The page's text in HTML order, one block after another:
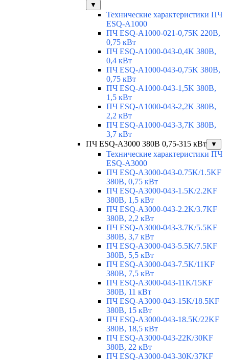
▼
Технические характеристики ПЧ
ESQ-A1000
ПЧ ESQ-A1000-021-0,75K 220В,
0,75 кВт
ПЧ ESQ-A1000-043-0,4K 380В,
0,4 кВт
ПЧ ESQ-A1000-043-0,75K 380В,
0,75 кВт
ПЧ ESQ-A1000-043-1,5K 380В,
1,5 кВт
ПЧ ESQ-A1000-043-2,2K 380В,
2,2 кВт
ПЧ ESQ-A1000-043-3,7K 380В,
3,7 кВт
ПЧ ESQ-A3000 380В 0,75-315 кВт
▼
Технические характеристики ПЧ
ESQ-A3000
ПЧ ESQ-A3000-043-0.75K/1.5KF
380В, 0,75 кВт
ПЧ ESQ-A3000-043-1.5K/2.2KF
380В, 1,5 кВт
ПЧ ESQ-A3000-043-2.2K/3.7KF
380В, 2,2 кВт
ПЧ ESQ-A3000-043-3.7K/5.5KF
380В, 3,7 кВт
ПЧ ESQ-A3000-043-5.5K/7.5KF
380В, 5,5 кВт
ПЧ ESQ-A3000-043-7.5K/11KF
380В, 7,5 кВт
ПЧ ESQ-A3000-043-11K/15KF
380В, 11 кВт
ПЧ ESQ-A3000-043-15K/18.5KF
380В, 15 кВт
ПЧ ESQ-A3000-043-18.5K/22KF
380В, 18,5 кВт
ПЧ ESQ-A3000-043-22K/30KF
380В, 22 кВт
ПЧ ESQ-A3000-043-30K/37KF